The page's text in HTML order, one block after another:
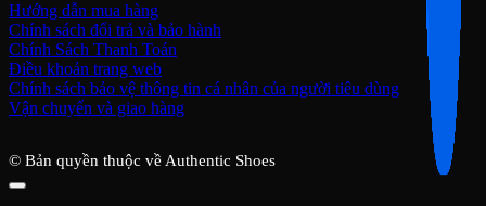
Hướng dẫn mua hàng
Chính sách đổi trả và bảo hành
Chính Sách Thanh Toán
Điều khoản trang web
Chính sách bảo vệ thông tin cá nhân của người tiêu dùng
Vận chuyển và giao hàng
© Bản quyền thuộc về Authentic Shoes